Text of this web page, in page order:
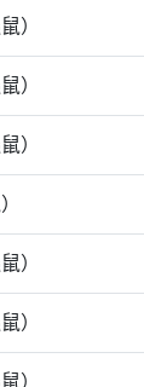
）
）
）
）
）
）